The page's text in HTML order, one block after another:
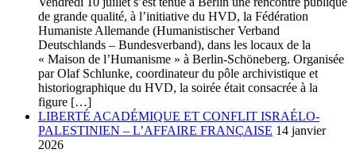
de grande qualité, à l’initiative du HVD, la Fédération
Humaniste Allemande (Humanistischer Verband
Deutschlands – Bundesverband), dans les locaux de la
« Maison de l’Humanisme » à Berlin-Schöneberg. Organisée
par Olaf Schlunke, coordinateur du pôle archivistique et
historiographique du HVD, la soirée était consacrée à la
figure […]
LIBERTÉ ACADÉMIQUE ET CONFLIT ISRAÉLO-
PALESTINIEN – L’AFFAIRE FRANÇAISE 14 janvier
2026